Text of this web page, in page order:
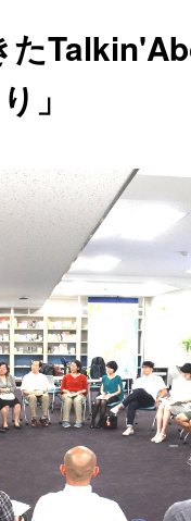
た
」